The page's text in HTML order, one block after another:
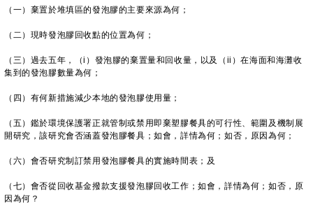
（一）棄置於堆填區的發泡膠的主要來源為何；
（二）現時發泡膠回收點的位置為何；
（三）過去五年，（i）發泡膠的棄置量和回收量，以及（ii）在海面和海灘收
集到的發泡膠數量為何；
（四）有何新措施減少本地的發泡膠使用量；
（五）鑑於環境保護署正就管制或禁用即棄塑膠餐具的可行性、範圍及機制展
開研究，該研究會否涵蓋發泡膠餐具；如會，詳情為何；如否，原因為何；
（六）會否研究制訂禁用發泡膠餐具的實施時間表；及
（七）會否從回收基金撥款支援發泡膠回收工作；如會，詳情為何；如否，原
因為何？